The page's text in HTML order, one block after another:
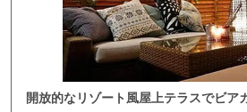
開放的なリゾート風屋上テラスでビア